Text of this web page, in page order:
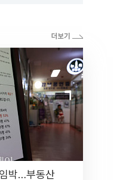
박…부동산